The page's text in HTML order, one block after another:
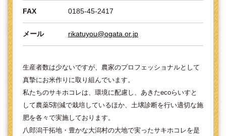
FAX 0185-45-2417
メール rikatuyou@ogata.or.jp
生産者数は少ないですが、農家のプロフェッショナルとして
真摯にお米作りに取り組んでいます。
私たちのサキホコレは、環境に配慮し、あきたecoらいすと
して農薬5割減で栽培しているほか、土壌診断を行い適切な施
肥を各々で実施しております。
八郎潟干拓地・豊かな大潟村の大地で実ったサキホコレを是